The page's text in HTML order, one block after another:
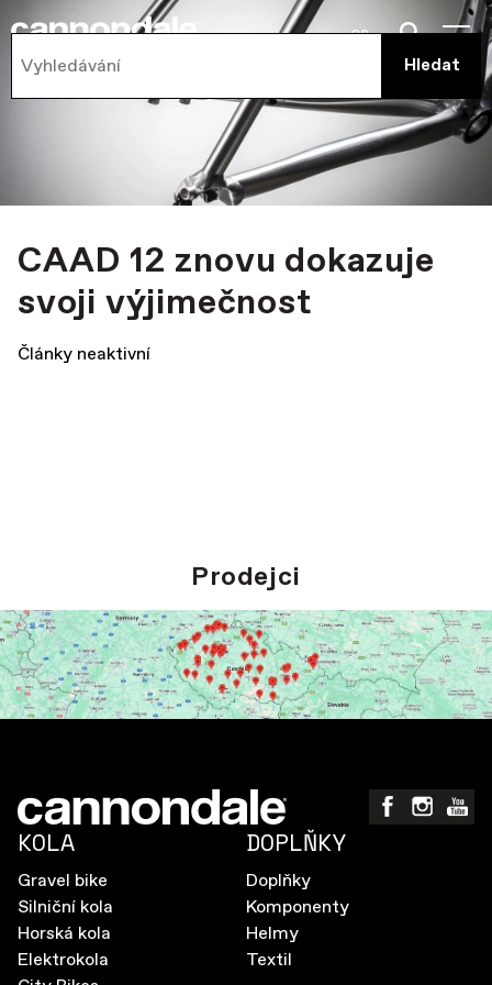
cs
CAAD 12 znovu dokazuje
svoji výjimečnost
Články neaktivní
Prodejci
KOLA
Gravel bike
Silniční kola
Horská kola
Elektrokola
DOPLŇKY
Doplňky
Komponenty
Helmy
Textil